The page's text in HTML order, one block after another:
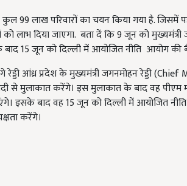
99 लाख परिवारों का चयन किया गया है.
लाभ दिया जाएगा. बता दें कि 9 जून को मुख्यमंत्री
15 जून को दिल्ली में आयोजित नीति आयोग की
आंध्र प्रदेश के मुख्यमंत्री जगनमोहन रेड्डी
मोदी से मुलाकात करेंगे। इस मुलाकात के बाद वह
इसके बाद वह 15 जून को दिल्ली में आयोजित नीति
करेंगे।